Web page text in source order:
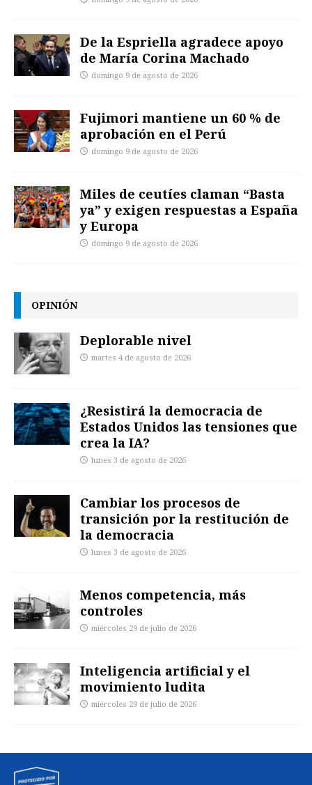
De la Espriella agradece apoyo
de María Corina Machado
domingo 9 de agosto de 2026
Fujimori mantiene un 60 % de
aprobación en el Perú
domingo 9 de agosto de 2026
Miles de ceutíes claman “Basta
ya” y exigen respuestas a España
y Europa
domingo 9 de agosto de 2026
OPINIÓN
Deplorable nivel
martes 4 de agosto de 2026
¿Resistirá la democracia de
Estados Unidos las tensiones que
crea la IA?
lunes 3 de agosto de 2026
Cambiar los procesos de
transición por la restitución de
la democracia
lunes 3 de agosto de 2026
Menos competencia, más
controles
miércoles 29 de julio de 2026
Inteligencia artificial y el
movimiento ludita
miércoles 29 de julio de 2026